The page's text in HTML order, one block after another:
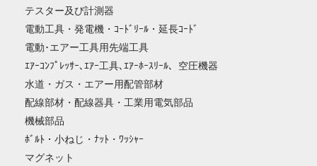
テスター及び計測器
電動工具・発電機・ｺｰﾄﾞﾘｰﾙ・延長ｺｰﾄﾞ
電動･エアー工具用先端工具
ｴｱｰｺﾝﾌﾟﾚｯｻｰ､ｴｱｰ工具､ｴｱｰﾎｰｽﾘｰﾙ、空圧機器
水道・ガス・エアー用配管部材
配線部材・配線器具・工業用電気部品
機械部品
ﾎﾞﾙﾄ・小ねじ・ﾅｯﾄ・ﾜｯｼｬｰ
マグネット